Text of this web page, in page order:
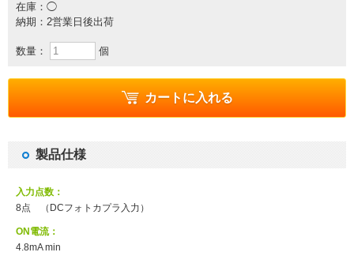
在庫：◯
納期：2営業日後出荷
数量： 個
カートに入れる
製品仕様
入力点数：
8点 （DCフォトカプラ入力）
ON電流：
4.8mA min